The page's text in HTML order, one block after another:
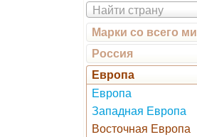
Найти страну
Марки со всего
Россия
Европа
Европа
Западная Европа
Восточная Европа